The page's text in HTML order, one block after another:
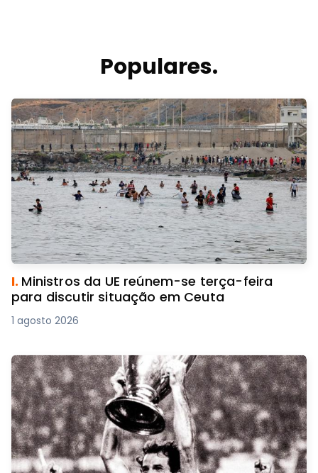
Populares.
I. Ministros da UE reúnem-se terça-feira
para discutir situação em Ceuta
1 agosto 2026